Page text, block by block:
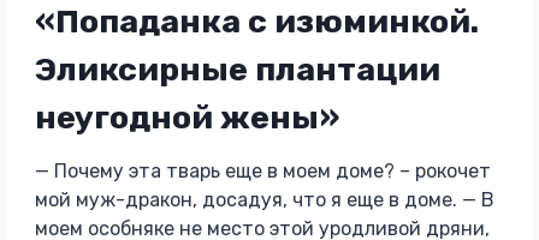
«Попаданка с изюминкой.
Эликсирные плантации
неугодной жены»
— Почему эта тварь еще в моем доме? – рокочет
мой муж-дракон, досадуя, что я еще в доме. — В
моем особняке не место этой уродливой дряни,